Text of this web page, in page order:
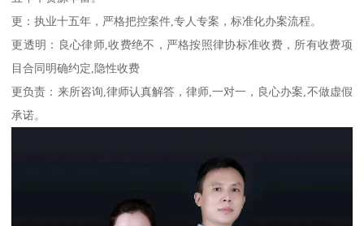
更：执业十五年，严格把控案件,专人专案，标准化办案流程。
更透明：良心律师,收费绝不，严格按照律协标准收费，所有收费项
目合同明确约定,隐性收费
更负责：来所咨询,律师认真解答，律师,一对一，良心办案,不做虚假
承诺。